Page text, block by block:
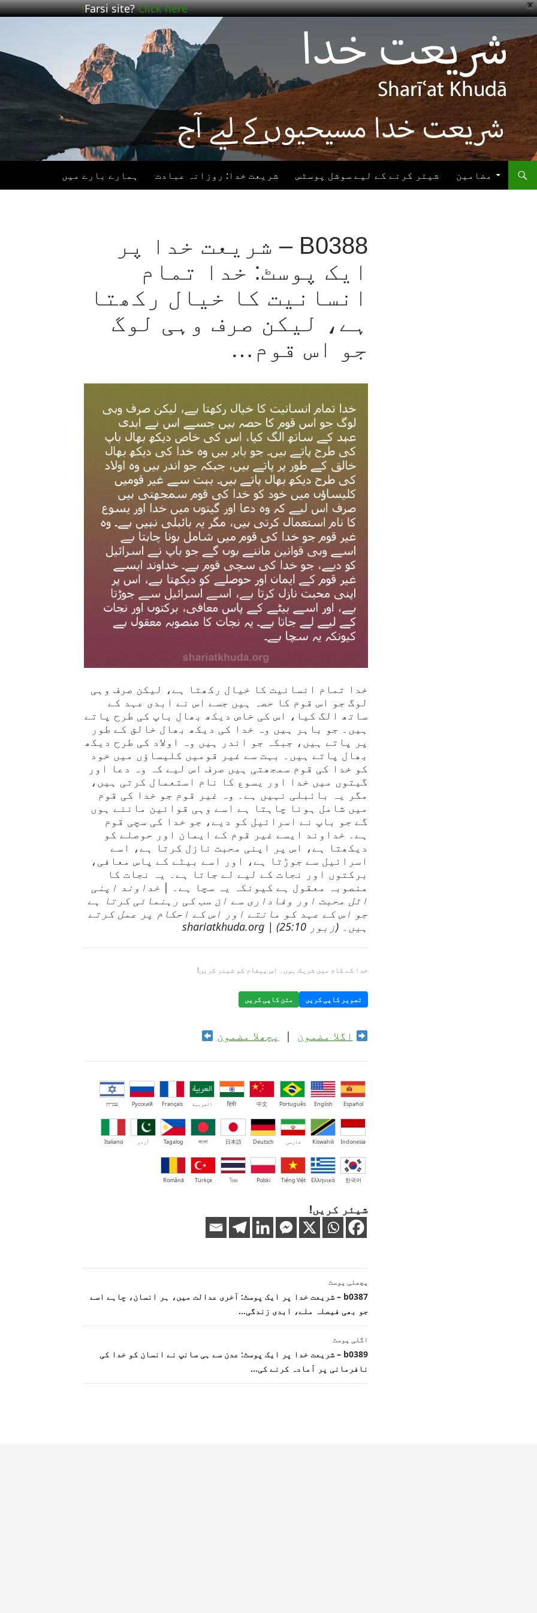
X
Farsi site?Click here!
مواد
پر
جائیں
مضامین شیئر کرنے کے لیے سوشل پوسٹس شریعت خدا: روزانہ عبادت ہمارے بارے میں
B0388 – شریعت خدا پر
ایک پوسٹ: خدا تمام
انسانیت کا خیال رکھتا
ہے، لیکن صرف وہی لوگ
جو اس قوم…
خدا تمام انسانیت کا خیال رکھتا ہے، لیکن صرف وہی
لوگ جو اس قوم کا حصہ ہیں جسے اس نے ابدی عہد کے
ساتھ الگ کیا، اس کی خاص دیکھ بھال باپ کی طرح پاتے
ہیں۔ جو باہر ہیں وہ خدا کی دیکھ بھال خالق کے طور
پر پاتے ہیں، جبکہ جو اندر ہیں وہ اولاد کی طرح دیکھ
بھال پاتے ہیں۔ بہت سے غیر قومیں کلیساؤں میں خود
کو خدا کی قوم سمجھتی ہیں صرف اس لیے کہ وہ دعا اور
گیتوں میں خدا اور یسوع کا نام استعمال کرتی ہیں،
مگر یہ بائبلی نہیں ہے۔ وہ غیر قوم جو خدا کی قوم
میں شامل ہونا چاہتا ہے اسے وہی قوانین ماننے ہوں
گے جو باپ نے اسرائیل کو دیے، جو خدا کی سچی قوم
ہے۔ خداوند ایسے غیر قوم کے ایمان اور حوصلے کو
دیکھتا ہے، اس پر اپنی محبت نازل کرتا ہے، اسے
اسرائیل سے جوڑتا ہے، اور اسے بیٹے کے پاس معافی،
برکتوں اور نجات کے لیے لے جاتا ہے۔ یہ نجات کا
منصوبہ معقول ہے کیونکہ یہ سچا ہے۔ | خداوند اپنی
اٹل محبت اور وفاداری سے ان سب کی رہنمائی کرتا ہے
جو اس کے عہد کو مانتے اور اس کے احکام پر عمل کرتے
ہیں۔ (زبور 25:10) | shariatkhuda.org
خدا کے کام میں شریک ہوں۔ اس پیغام کو شیئر کریں!
تصویر کاپی کریں متن کاپی کریں
اگلا مضمون | پچھلا مضمون
Español
English
Português
中文
हिंदी العربية Français
Русский עברית
Indonesia
Kiswahili فارسی Deutsch
日本語
বাংলা
Tagalog اُردو Italiano
한국어
Ελληνικά
Tiếng Việt
Polski
ไทย
Türkçe
Română
شیئر کریں!
پوسٹوں
کی
نیویگیشن
پچھلی پوسٹ
b0387 – شریعت خدا پر ایک پوسٹ: آخری عدالت میں، ہر انسان، چاہے اسے
جو بھی فیصلہ ملے، ابدی زندگی…
اگلی پوسٹ
b0389 – شریعت خدا پر ایک پوسٹ: عدن سے ہی سانپ نے انسان کو خدا کی
نافرمانی پر آمادہ کرنے کی…